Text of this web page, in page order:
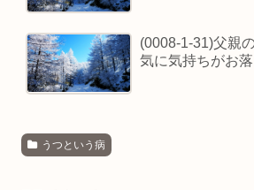
(0008-1-31)父親
気に気持ちがお落
うつという病